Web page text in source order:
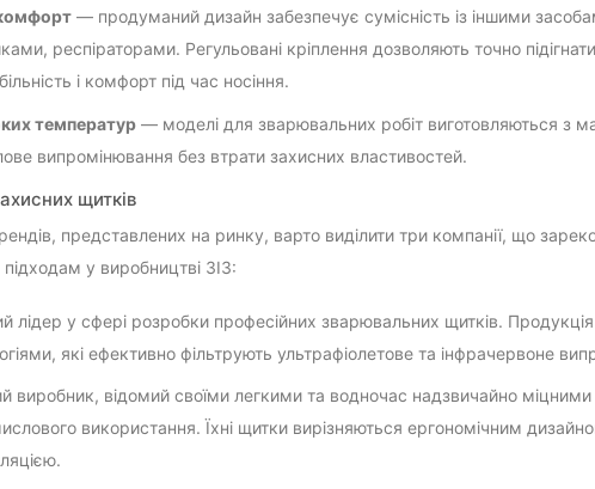
— продуманий дизайн забезпечує сумісність із іншими
респіраторами. Регульовані кріплення дозволяють точно
і комфорт під час носіння.
температур— моделі для зварювальних робіт виготовляються з
випромінювання без втрати захисних властивостей.
щитків
представлених на ринку, варто виділити три компанії, що
підходам у виробництві ЗІЗ:
лідер у сфері розробки професійних зварювальних щитків.
які ефективно фільтрують ультрафіолетове та інфрачервоне
виробник, відомий своїми легкими та водночас надзвичайно
використання. Їхні щитки вирізняються ергономічним